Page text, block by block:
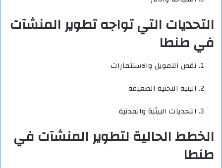
التحديات التي تواجه تطوير المنشآت
في طنطا
نقص التمويل والاستثمارات
البنية التحتية الضعيفة
التحديات البيئية والمدنية
الخطط الحالية لتطوير المنشآت في
طنطا